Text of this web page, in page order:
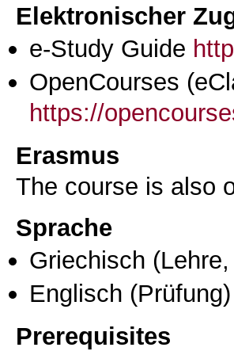
Elektronischer
e-Study Guide
OpenCourses
https://
Erasmus
The course is also
Sprache
Griechisch
Englisch (Prüfung)
Prerequisites